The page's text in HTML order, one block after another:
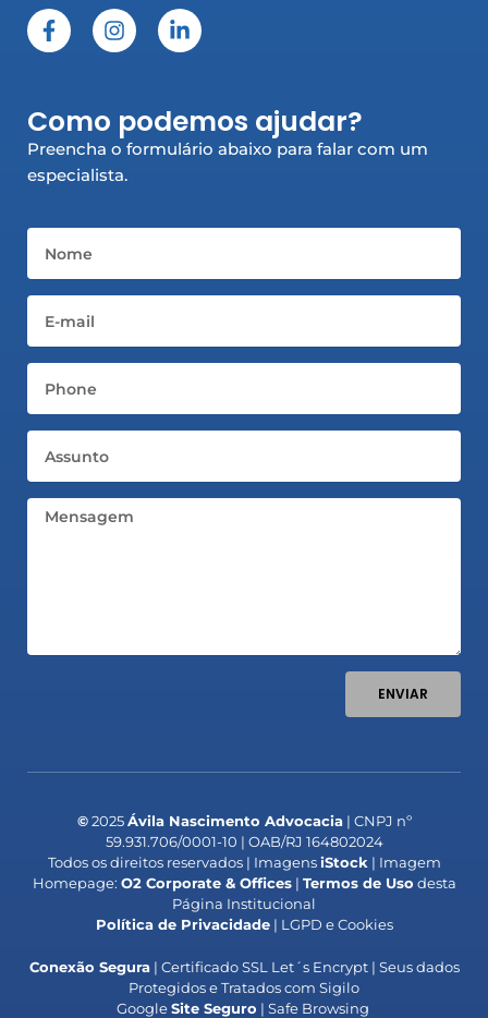
F
a
o
o
k
-
I
n
g
r
a
L
i
d
i
n
Como podemos ajudar?
Preencha o formulário abaixo para falar com um
especialista.
Mensagem
ENVIAR
©2025Ávila Nascimento Advocacia| CNPJ nº
59.931.706/0001-10 | OAB/RJ 164802024
Todos os direitos reservados | ImagensiStock| Imagem
Homepage: O2 Corporate & Offices| Termos de Uso desta
Página Institucional
Política de Privacidade| LGPD e Cookies
Conexão Segura| Certificado SSL Let´s Encrypt | Seus dados
Protegidos e Tratados com Sigilo
GoogleSite Seguro | Safe Browsing